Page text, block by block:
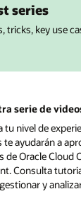
series
key use
serie de
tu nivel de
ayudarán a
de Oracle Cloud
Consulta
y